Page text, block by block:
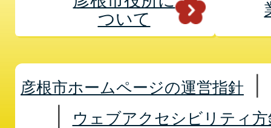
ついて
彦根市ホームページの運営指針
ウェブアクセシビリティ方